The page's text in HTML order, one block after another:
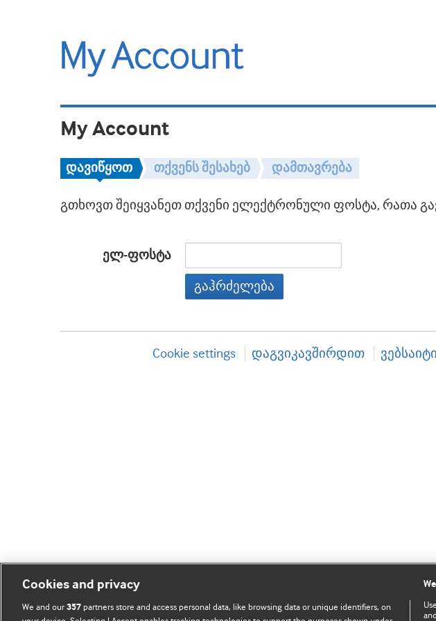
My Account
დავიწყოთ თქვენს შესახებ დამთავრება
გთხოვთ შეიყვანეთ თქვენი ელექტრონული ფოსტა, რათა
ელ-ფოსტა
გაჰრძელება
Cookie settings დაგვიკავშირდით
Cookies and privacy
We and our357 partners store and access personal data, like browsing data or unique identifiers, on